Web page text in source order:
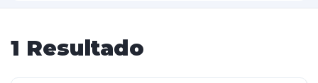
1 Resultado